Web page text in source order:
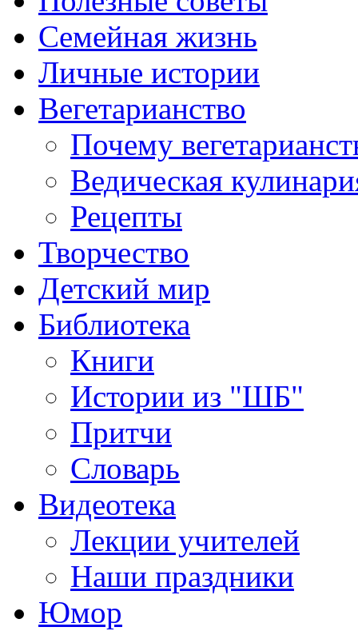
Семейная жизнь
Личные истории
Вегетарианство
Почему
Ведическая
Рецепты
Творчество
Детский мир
Библиотека
Книги
Истории из "ШБ"
Притчи
Словарь
Видеотека
Лекции учителей
Наши праздники
Юмор